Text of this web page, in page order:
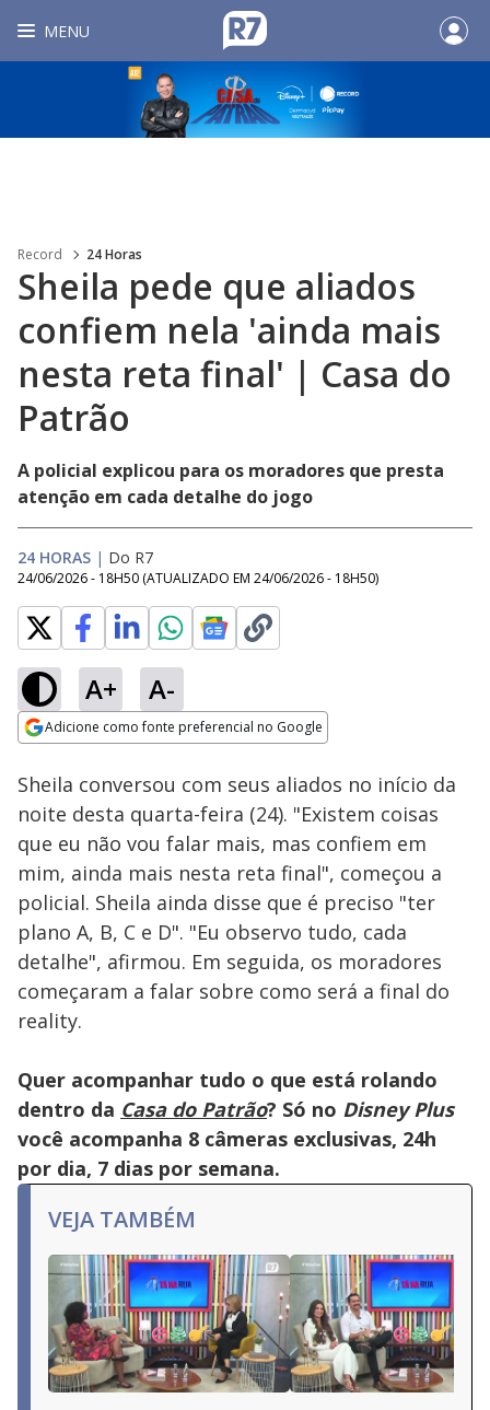
MENU
Record 24 Horas
Sheila pede que aliados
confiem nela 'ainda mais
nesta reta final' | Casa do
Patrão
A policial explicou para os moradores que presta
atenção em cada detalhe do jogo
24 HORAS | Do R7
24/06/2026 - 18H50 (ATUALIZADO EM 24/06/2026 - 18H50)
A+ A-
Adicione como fonte preferencial no Google
Ativar
Loaded
27.10%
Sheila conversou com seus aliados no início da
noite desta quarta-feira (24). "Existem coisas
que eu não vou falar mais, mas confiem em
mim, ainda mais nesta reta final", começou a
policial. Sheila ainda disse que é preciso "ter
plano A, B, C e D". "Eu observo tudo, cada
detalhe", afirmou. Em seguida, os moradores
começaram a falar sobre como será a final do
reality.
Quer acompanhar tudo o que está rolando
dentro da Casa do Patrão? Só no Disney Plus
você acompanha 8 câmeras exclusivas, 24h
por dia, 7 dias por semana.
VEJA TAMBÉM